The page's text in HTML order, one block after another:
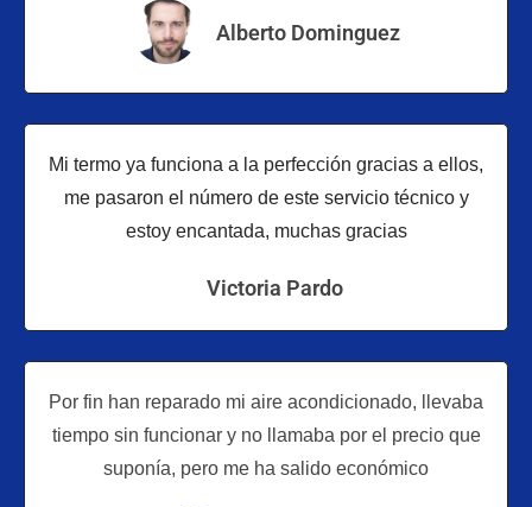
Alberto Dominguez
Mi termo ya funciona a la perfección gracias a ellos,
me pasaron el número de este servicio técnico y
estoy encantada, muchas gracias
Victoria Pardo
Por fin han reparado mi aire acondicionado, llevaba
tiempo sin funcionar y no llamaba por el precio que
suponía, pero me ha salido económico